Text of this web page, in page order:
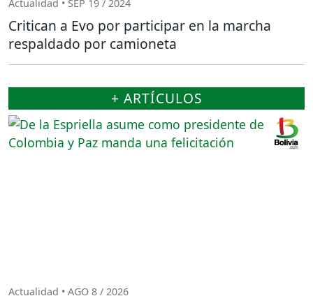
Actualidad • SEP 19 / 2024
Critican a Evo por participar en la marcha
respaldado por camioneta
+ ARTÍCULOS
Actualidad • AGO 8 / 2026